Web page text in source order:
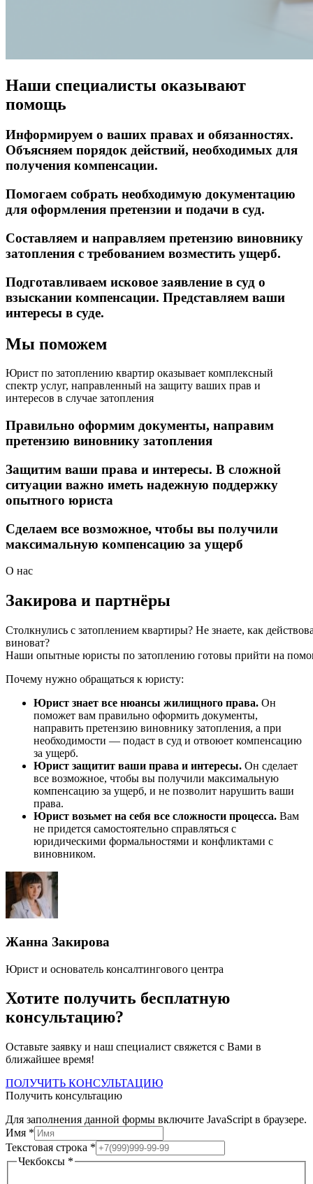
Наши специалисты оказывают
помощь
Информируем о ваших правах и обязанностях.
Объясняем порядок действий, необходимых для
получения компенсации.
Помогаем собрать необходимую документацию
для оформления претензии и подачи в суд.
Составляем и направляем претензию виновнику
затопления с требованием возместить ущерб.
Подготавливаем исковое заявление в суд о
взыскании компенсации. Представляем ваши
интересы в суде.
Мы поможем
Юрист по затоплению квартир оказывает комплексный
спектр услуг, направленный на защиту ваших прав и
интересов в случае затопления
Правильно оформим документы, направим
претензию виновнику затопления
Защитим ваши права и интересы. В сложной
ситуации важно иметь надежную поддержку
опытного юриста
Сделаем все возможное, чтобы вы получили
максимальную компенсацию за ущерб
О нас
Закирова и партнёры
Столкнулись с затоплением квартиры? Не знаете, как
виноват?
Наши опытные юристы по затоплению готовы прийти на
Почему нужно обращаться к юристу:
Юрист знает все нюансы жилищного права. Он
поможет вам правильно оформить документы,
направить претензию виновнику затопления, а при
необходимости — подаст в суд и отвоюет компенсацию
за ущерб.
Юрист защитит ваши права и интересы. Он сделает
все возможное, чтобы вы получили максимальную
компенсацию за ущерб, и не позволит нарушить ваши
права.
Юрист возьмет на себя все сложности процесса. Вам
не придется самостоятельно справляться с
юридическими формальностями и конфликтами с
виновником.
Жанна Закирова
Юрист и основатель консалтингового центра
Хотите получить бесплатную
консультацию?
Оставьте заявку и наш специалист свяжется с Вами в
ближайшее время!
ПОЛУЧИТЬ КОНСУЛЬТАЦИЮ
Получить консультацию
Для заполнения данной формы включите JavaScript в браузере.
Имя *
Текстовая строка *
ИмяЧекбоксы *